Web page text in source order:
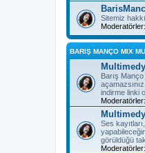
Sitemiz
Moderatörler:
BARIŞ MANÇO MIX
Barış
indirme linki
Moderatörler:
Ses
görüldüğü
Moderatörler: